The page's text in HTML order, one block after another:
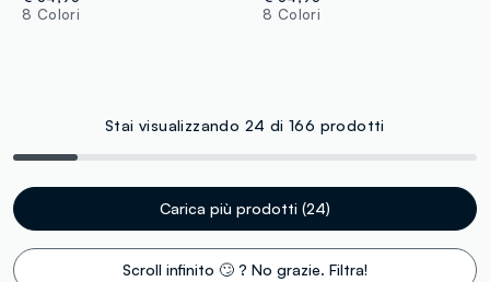
8 Colori
8 Colori
Stai visualizzando 24 di 166 prodotti
Carica più prodotti (24)
Scroll infinito 🙄 ? No grazie. Filtra!